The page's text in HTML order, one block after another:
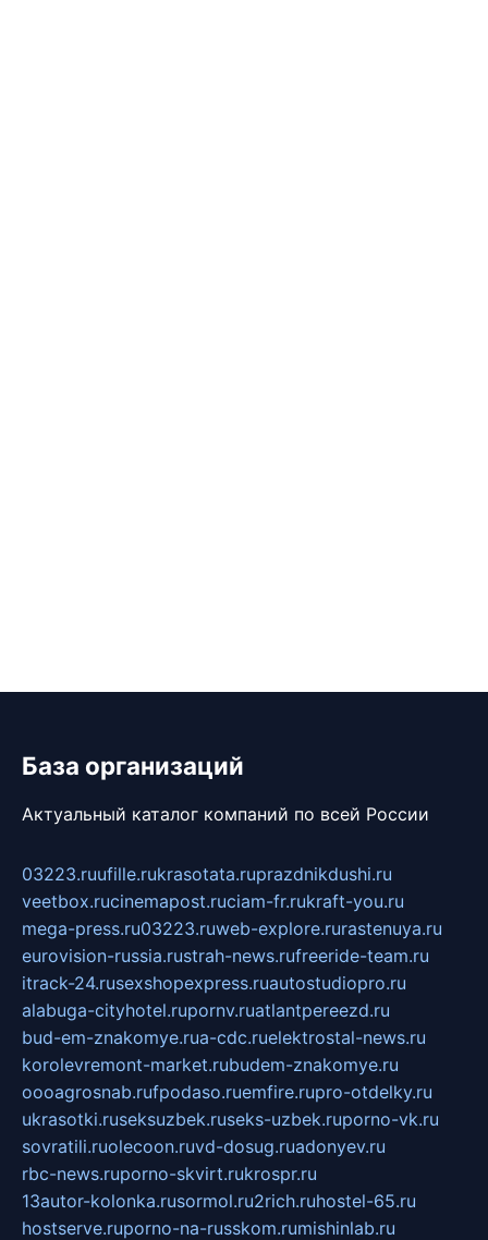
База организаций
Актуальный каталог компаний по всей России
03223.ruufille.rukrasotata.ruprazdnikdushi.ru
veetbox.rucinemapost.ruciam-fr.rukraft-you.ru
mega-press.ru03223.ruweb-explore.rurastenuya.ru
eurovision-russia.rustrah-news.rufreeride-team.ru
itrack-24.rusexshopexpress.ruautostudiopro.ru
alabuga-cityhotel.rupornv.ruatlantpereezd.ru
bud-em-znakomye.rua-cdc.ruelektrostal-news.ru
korolevremont-market.rubudem-znakomye.ru
oooagrosnab.rufpodaso.ruemfire.rupro-otdelky.ru
ukrasotki.ruseksuzbek.ruseks-uzbek.ruporno-vk.ru
sovratili.ruolecoon.ruvd-dosug.ruadonyev.ru
rbc-news.ruporno-skvirt.rukrospr.ru
13autor-kolonka.rusormol.ru2rich.ruhostel-65.ru
hostserve.ruporno-na-russkom.rumishinlab.ru